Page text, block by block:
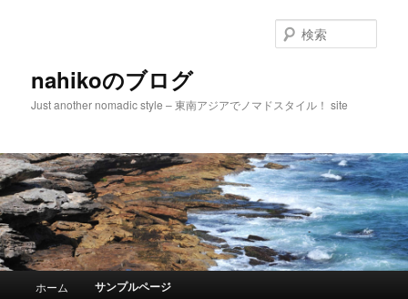
nahikoのブログ
Just another nomadic style – 東南アジアでノマドスタイル！ site
索
メインコンテンツへ移動
サブコンテンツへ移動
ホーム サンプルページ